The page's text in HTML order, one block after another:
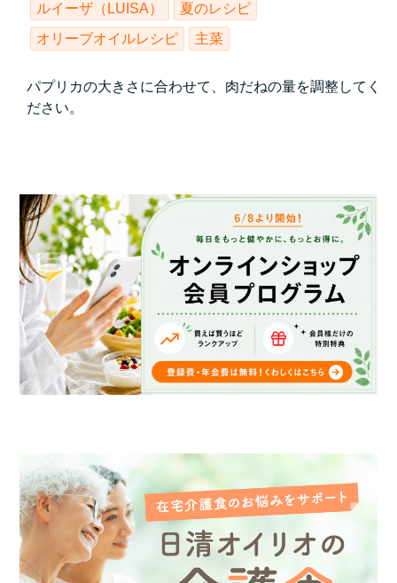
ルイーザ（LUISA）
夏のレシピ
オリーブオイルレシピ
主菜
パプリカの大きさに合わせて、肉だねの量を調整してく
ださい。